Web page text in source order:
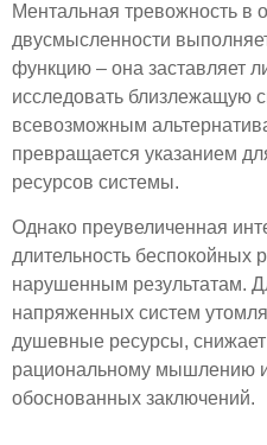
Ментальная тревожность в
двусмысленности
функцию – она заставляет
исследовать близлежащую
всевозможным
превращается указанием
ресурсов системы.
Однако преувеличенная
длительность беспокойных
нарушенным результатам.
напряженных систем
душевные ресурсы, снижает
рациональному мышлению
обоснованных заключений.